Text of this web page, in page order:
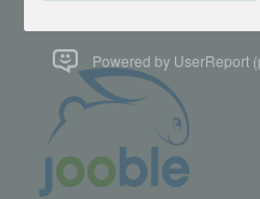
Powered by UserReport